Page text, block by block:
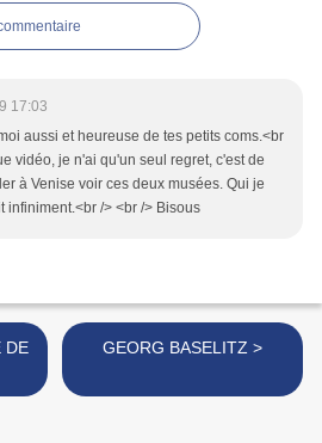
17:03
aussi et heureuse de tes petits coms.<br
vidéo, je n'ai qu'un seul regret, c'est de
à Venise voir ces deux musées. Qui je
infiniment.<br /> <br /> Bisous
GEORG BASELITZ >